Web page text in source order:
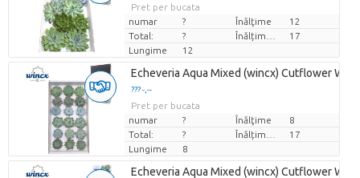
Pret per bucata
numar
? Înălţime
12
Total:
?
17
Lungime
12
Echeveria Aqua Mixed (wincx) Cutflower
??? -,--
Pret per bucata
numar
? Înălţime
8
Total:
?
17
Lungime
8
Echeveria Aqua Mixed (wincx) Cutflower